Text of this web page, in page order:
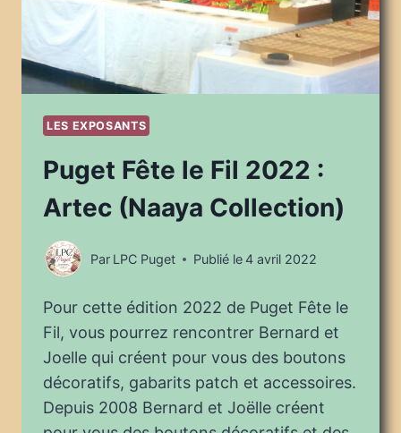
L’AIGUILLE
LES EXPOSANTS
Puget Fête le Fil 2022 :
Artec (Naaya Collection)
Par LPC Puget Publié le4 avril 2022
Pour cette édition 2022 de Puget Fête le
Fil, vous pourrez rencontrer Bernard et
Joelle qui créent pour vous des boutons
décoratifs, gabarits patch et accessoires.
Depuis 2008 Bernard et Joëlle créent